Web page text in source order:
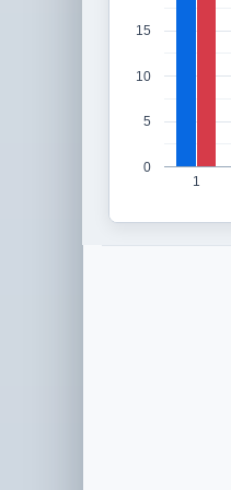
1
0
5
10
15